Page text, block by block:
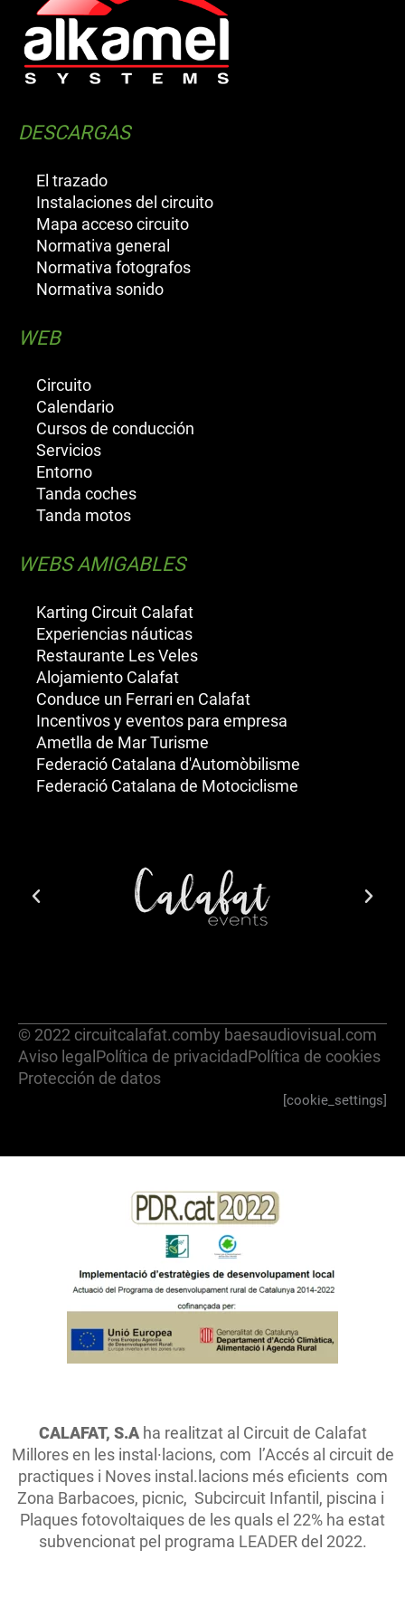
DESCARGAS
El trazado
Instalaciones del circuito
Mapa acceso circuito
Normativa general
Normativa fotografos
Normativa sonido
WEB
Circuito
Calendario
Cursos de conducción
Servicios
Entorno
Tanda coches
Tanda motos
WEBS AMIGABLES
Karting Circuit Calafat
Experiencias náuticas
Restaurante Les Veles
Alojamiento Calafat
Conduce un Ferrari en Calafat
Incentivos y eventos para empresa
Ametlla de Mar Turisme
Federació Catalana d'Automòbilisme
Federació Catalana de Motociclisme
© 2022 circuitcalafat.comby baesaudiovisual.com
Aviso legalPolítica de privacidadPolítica de cookies
Protección de datos
[cookie_settings]
CALAFAT, S.Aha realitzat al Circuit de Calafat
Millores en les instal·lacions, com l’Accés al circuit de
practiques i Noves instal.lacions més eficients com
Zona Barbacoes, picnic, Subcircuit Infantil, piscina i
Plaques fotovoltaiques de les quals el 22% ha estat
subvencionat pel programa LEADER del 2022.